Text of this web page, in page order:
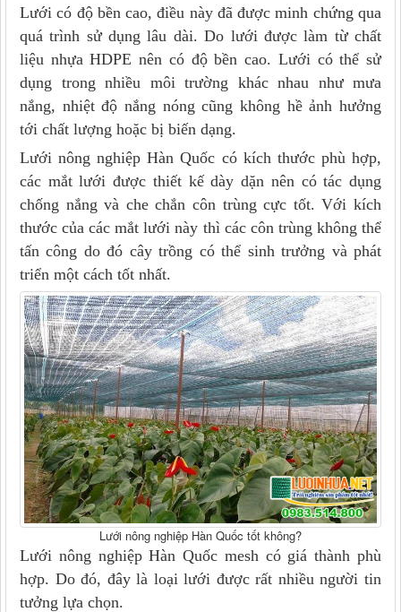
Lưới có độ bền cao, điều này đã được minh chứng qua
quá trình sử dụng lâu dài. Do lưới được làm từ chất
liệu nhựa HDPE nên có độ bền cao. Lưới có thể sử
dụng trong nhiều môi trường khác nhau như mưa
nắng, nhiệt độ nắng nóng cũng không hề ảnh hưởng
tới chất lượng hoặc bị biến dạng.
Lưới nông nghiệp Hàn Quốc có kích thước phù hợp,
các mắt lưới được thiết kế dày dặn nên có tác dụng
chống nắng và che chắn côn trùng cực tốt. Với kích
thước của các mắt lưới này thì các côn trùng không thể
tấn công do đó cây trồng có thể sinh trưởng và phát
triển một cách tốt nhất.
Lưới nông nghiệp Hàn Quốc tốt không?
Lưới nông nghiệp Hàn Quốc mesh có giá thành phù
hợp. Do đó, đây là loại lưới được rất nhiều người tin
tưởng lựa chọn.